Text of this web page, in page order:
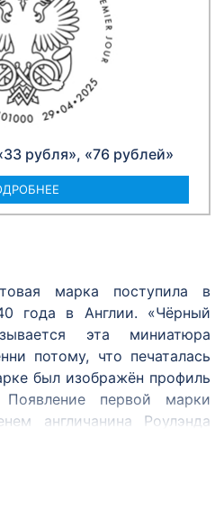
рубля», «76 рублей»
марка поступила в
года в Англии. «Чёрный
эта миниатюра
потому, что печаталась
был изображён профиль
первой марки
англичанина Роулэнда
наклеивающийся на